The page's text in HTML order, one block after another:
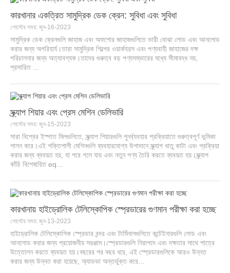
কারখানার একত্রিত সামুদ্রিক ডেক ক্রেন: সুবিধা এবং সুবিধা
পোস্টের সময়: জুন-16-2023
সামুদ্রিক ডেক ক্রেনগুলি জাহাজ এবং অফশোর জাহাজগুলিতে ভারী বোঝা লোড এবং আনলোড
করার জন্য অপরিহার্য।তারা সামুদ্রিক শিল্পের ওয়ার্কহরস এবং পণ্যবাহী জাহাজের দক্ষ
পরিচালনার জন্য অত্যাবশ্যক।তাদের গুরুত্ব বড় পণ্যসম্ভারের মধ্যে সীমাবদ্ধ নয়,
প্রসারিত ...
স্ক্র্যাপ শিয়ার এবং প্রেস মেশিন ডেলিভারি
পোস্টের সময়: জুন-15-2023
সারা বিশ্বের ইস্পাত মিলগুলিতে, স্ক্র্যাপ শিয়ারগুলি পুনর্ব্যবহার প্রক্রিয়াতে গুরুত্বপূর্ণ ভূমিকা
পালন করে।এই শক্তিশালী মেশিনগুলি ব্যবহারযোগ্য উপাদানে স্ক্র্যাপ ধাতু কাটা এবং প্রক্রিয়া
করার জন্য ব্যবহৃত হয়, যা পরে গলে যায় এবং নতুন পণ্য তৈরি করতে ব্যবহৃত হয়।স্ক্র্যাপ
কাঁচি বিশেষায়িত eq...
কারখানায় হাইড্রোলিক টেলিস্কোপিক স্প্রেডারের গুণমান পরীক্ষা করা হচ্ছে
পোস্টের সময়: জুন-13-2023
হাইড্রোলিক টেলিস্কোপিক স্প্রেডার বন্দর এবং টার্মিনালগুলিতে কন্টেইনারগুলি লোড এবং
আনলোড করার জন্য প্রয়োজনীয় সরঞ্জাম।স্প্রেডারগুলি নিরাপদে এবং দক্ষতার সাথে পাত্রে
উত্তোলন করতে ব্যবহৃত হয়।বছরের পর বছর ধরে, এই স্প্রেডারগুলিকে আরও উন্নত
করার জন্য উন্নত করা হয়েছে, অ্যাডভা অন্তর্ভুক্ত করে...